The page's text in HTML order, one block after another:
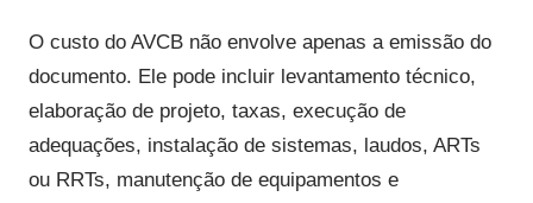
O custo do AVCB não envolve apenas a emissão do
documento. Ele pode incluir levantamento técnico,
elaboração de projeto, taxas, execução de
adequações, instalação de sistemas, laudos, ARTs
ou RRTs, manutenção de equipamentos e